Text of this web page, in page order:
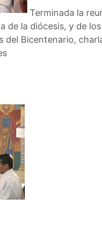
Terminada la
de la diócesis, y de
del Bicentenario,